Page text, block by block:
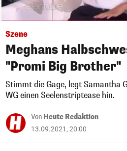
Szene
Meghans
"Promi Big Brother"
Stimmt die Gage, legt Samantha
WG einen Seelenstriptease hin.
Von Heute Redaktion
13.09.2021, 20:00